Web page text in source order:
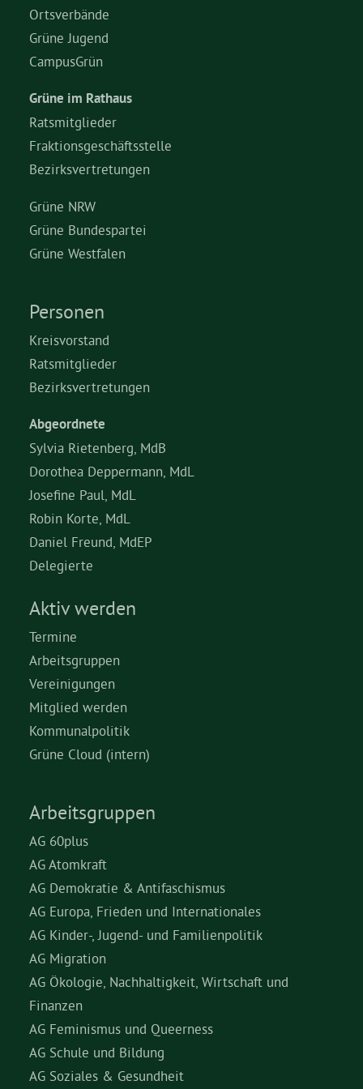
Ortsverbände
Grüne Jugend
CampusGrün
Grüne im Rathaus
Ratsmitglieder
Fraktionsgeschäftsstelle
Bezirksvertretungen
Grüne NRW
Grüne Bundespartei
Grüne Westfalen
Personen
Kreisvorstand
Ratsmitglieder
Bezirksvertretungen
Abgeordnete
Sylvia Rietenberg, MdB
Dorothea Deppermann, MdL
Josefine Paul, MdL
Robin Korte, MdL
Daniel Freund, MdEP
Delegierte
Aktiv werden
Termine
Arbeitsgruppen
Vereinigungen
Mitglied werden
Kommunalpolitik
Grüne Cloud (intern)
Arbeitsgruppen
AG 60plus
AG Atomkraft
AG Demokratie & Antifaschismus
AG Europa, Frieden und Internationales
AG Kinder-, Jugend- und Familienpolitik
AG Migration
AG Ökologie, Nachhaltigkeit, Wirtschaft und
Finanzen
AG Feminismus und Queerness
AG Schule und Bildung
AG Soziales & Gesundheit